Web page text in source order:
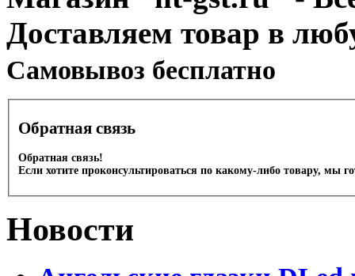
Доставляем товар в
Cамовывоз бесплатно
Обратная связь
Обратная связь!
Если хотите проконсультироваться по какому-либо товару, мы
Новости